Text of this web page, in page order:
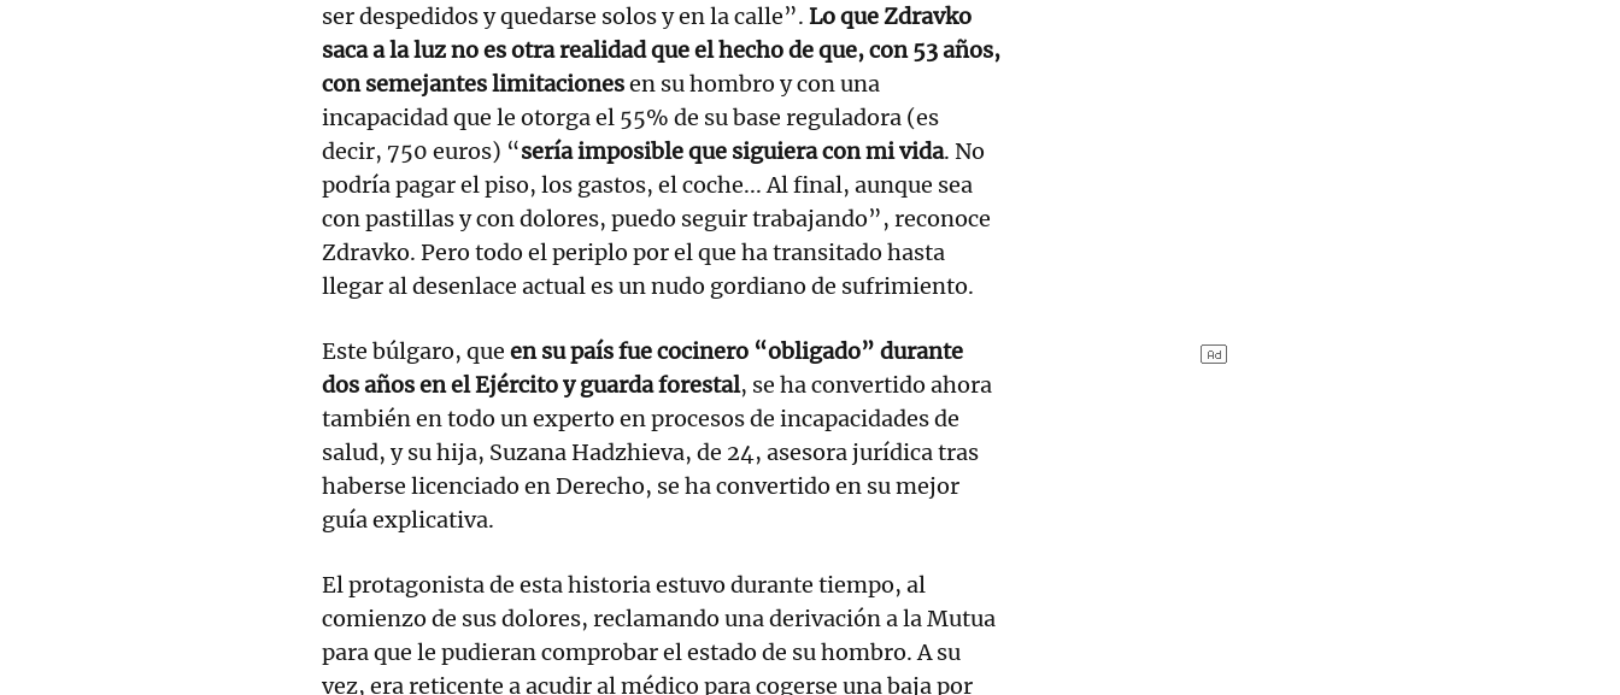
ser despedidos y quedarse solos y en la calle”. Lo que Zdravko
saca a la luz no es otra realidad que el hecho de que, con 53 años,
con semejantes limitacionesen su hombro y con una
incapacidad que le otorga el 55% de su base reguladora (es
decir, 750 euros) “sería imposible que siguiera con mi vida. No
podría pagar el piso, los gastos, el coche... Al final, aunque sea
con pastillas y con dolores, puedo seguir trabajando”, reconoce
Zdravko. Pero todo el periplo por el que ha transitado hasta
llegar al desenlace actual es un nudo gordiano de sufrimiento.
Este búlgaro, que en su país fue cocinero “obligado” durante
dos años en el Ejército y guarda forestal, se ha convertido ahora
también en todo un experto en procesos de incapacidades de
salud, y su hija, Suzana Hadzhieva, de 24, asesora jurídica tras
haberse licenciado en Derecho, se ha convertido en su mejor
guía explicativa.
El protagonista de esta historia estuvo durante tiempo, al
comienzo de sus dolores, reclamando una derivación a la Mutua
para que le pudieran comprobar el estado de su hombro. A su
vez, era reticente a acudir al médico para cogerse una baja por